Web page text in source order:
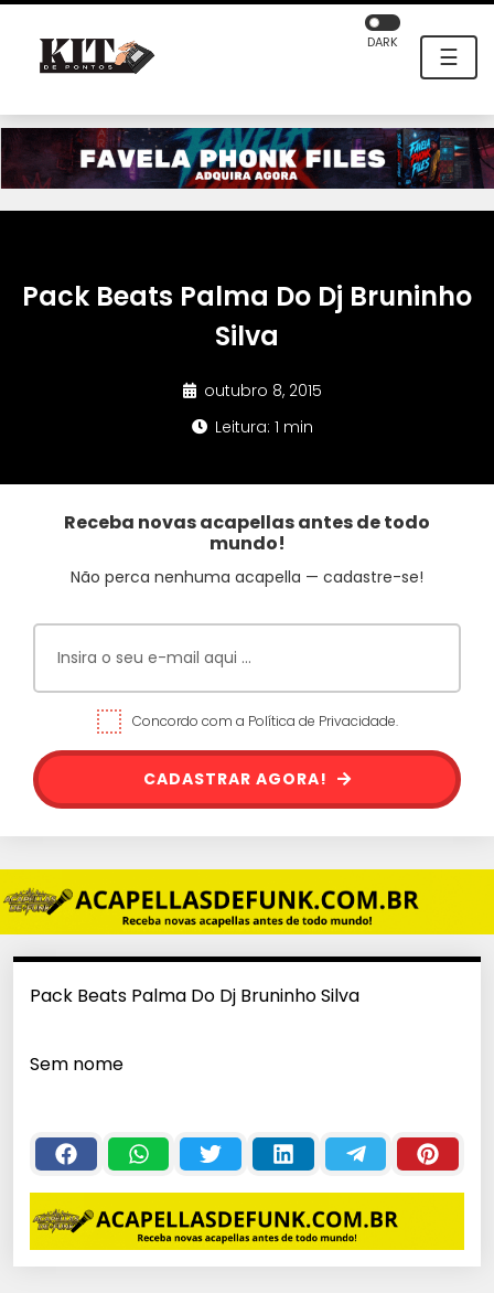
☰
DARK
Pack Beats Palma Do Dj Bruninho
Silva
outubro 8, 2015
Leitura: 1 min
Receba novas acapellas antes de todo
mundo!
Não perca nenhuma acapella — cadastre-se!
Concordo com a Política de Privacidade.
CADASTRAR AGORA!
Pack Beats Palma Do Dj Bruninho Silva
Sem nome